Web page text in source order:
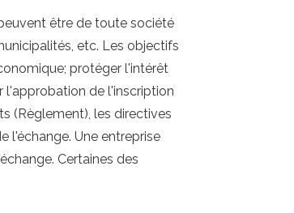
être de toute société
etc. Les objectifs
protéger l'intérêt
l'approbation de l'inscription
(Règlement), les directives
l'échange. Une entreprise
Certaines des